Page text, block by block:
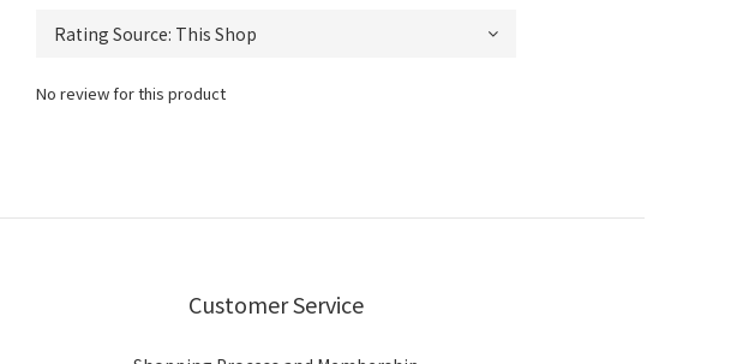
No review for this product
Customer Service